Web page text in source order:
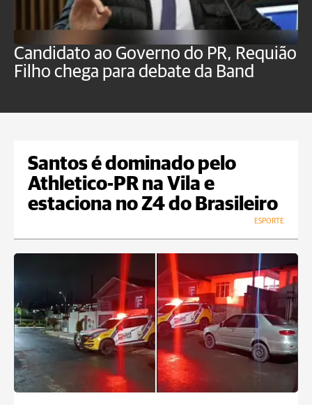
Candidato ao Governo do PR, Requião
Filho chega para debate da Band
Santos é dominado pelo
Athletico-PR na Vila e
estaciona no Z4 do Brasileiro
ESPORTE